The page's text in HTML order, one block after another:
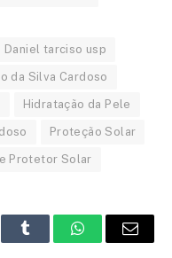
Daniel tarciso usp
da Silva Cardoso
Hidratação da Pele
Proteção Solar
Protetor Solar
Tumblr WhatsAppEmail